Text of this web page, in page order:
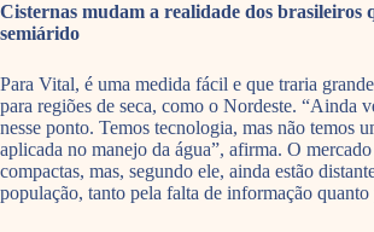
Cisternas mudam a realidade dos brasileiros
semiárido
Para Vital, é uma medida fácil e que traria
para regiões de seca, como o Nordeste. “Ainda
nesse ponto. Temos tecnologia, mas não temos
aplicada no manejo da água”, afirma. O
compactas, mas, segundo ele, ainda estão
população, tanto pela falta de informação quanto